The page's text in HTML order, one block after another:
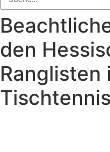
den
Ranglisten
Tischtennis